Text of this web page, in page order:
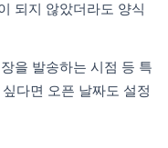
되지 않았더라도 양식
을 발송하는 시점 등 특
다면 오픈 날짜도 설정